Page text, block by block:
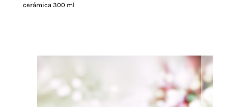
Tazas y botellas
cerámica 300 ml